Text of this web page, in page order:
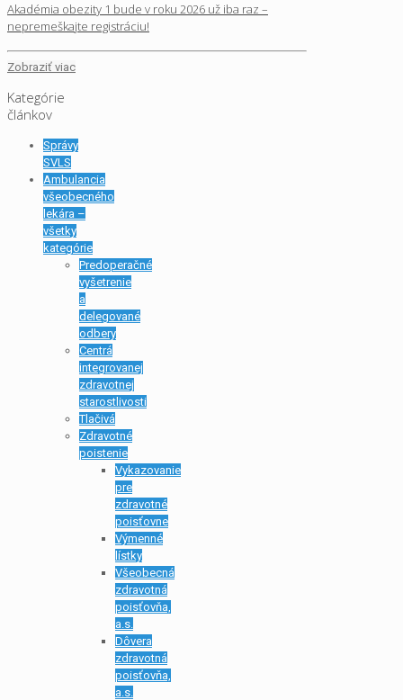
Akadémia obezity 1 bude v roku 2026 už iba raz –
nepremeškajte registráciu!
Zobraziť viac
Kategórie
článkov
Správy
SVLS
Ambulancia
všeobecného
lekára –
všetky
kategórie
Predoperačné
vyšetrenie
a
delegované
odbery
Centrá
integrovanej
zdravotnej
starostlivosti
Tlačivá
Zdravotné
poistenie
Vykazovanie
pre
zdravotné
poisťovne
Výmenné
lístky
Všeobecná
zdravotná
poisťovňa,
a.s.
Dôvera
zdravotná
poisťovňa,
a.s.